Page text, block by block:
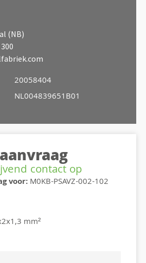
(NB)
20058404
NL004839651B01
contact op
voor:M0KB-PSAVZ-002-102
mm²